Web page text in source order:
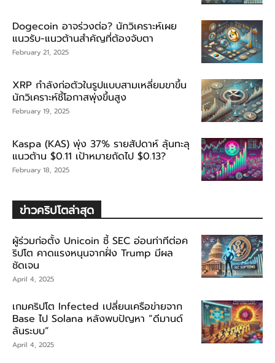
Dogecoin อาจร่วงต่อ? นักวิเคราะห์เผย
แนวรับ-แนวต้านสำคัญที่ต้องจับตา
February 21, 2025
XRP กำลังก่อตัวในรูปแบบสามเหลี่ยมขาขึ้น
นักวิเคราะห์ชี้โอกาสพุ่งขึ้นสูง
February 19, 2025
Kaspa (KAS) พุ่ง 37% รายสัปดาห์ ลุ้นทะลุ
แนวต้าน $0.11 เป้าหมายถัดไป $0.13?
February 18, 2025
ข่าวคริปโตล่าสุด
ผู้ร่วมก่อตั้ง Unicoin ชี้ SEC อ่อนท่าทีต่อค
ริปโต คาดแรงหนุนจากฝั่ง Trump มีผล
ชัดเจน
April 4, 2025
เกมคริปโต Infected เปลี่ยนเครือข่ายจาก
Base ไป Solana หลังพบปัญหา “ดีมานด์
ล้นระบบ”
April 4, 2025